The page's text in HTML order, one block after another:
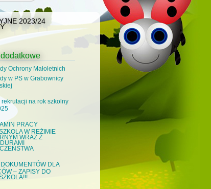
2023/24
Ochrony Małoletnich
w PS w Grabownicy
rekrutacji na rok szkolny
PRACY
W REŻIMIE
WRAZ Z
DOKUMENTÓW DLA
– ZAPISY DO